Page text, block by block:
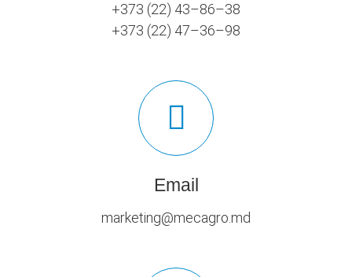
+373 (22) 43–86–38
+373 (22) 47–36–98
Email
marketing@mecagro.md